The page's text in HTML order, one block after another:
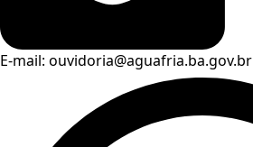
E-mail: ouvidoria@aguafria.ba.gov.br